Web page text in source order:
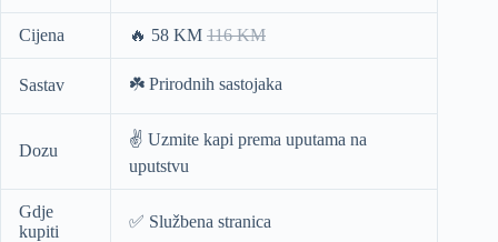
Cijena 🔥 58 KM 116 KM
Sastav ☘️ Prirodnih sastojaka
Dozu
✌️ Uzmite kapi prema uputama na
uputstvu
Gdje
kupiti
✅ Službena stranica